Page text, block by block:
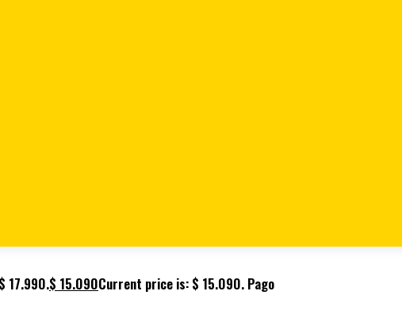
MEJIA
DE 8 MM X 2 1/2″ UNIDAD (
17.990.$ 15.090Current price is: $ 15.090. Pago